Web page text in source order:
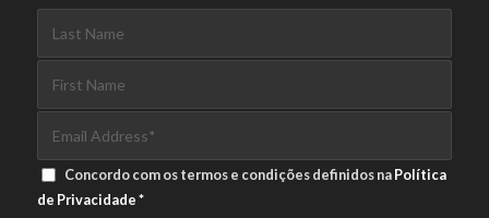
Concordo com os termos e condições definidos naPolítica
de Privacidade*